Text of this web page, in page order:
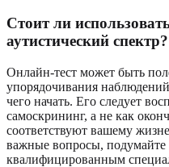
Стоит ли
аутистический спектр?
Онлайн-тест может быть
упорядочивания
чего начать. Его следует
самоскрининг, а не как
соответствуют вашему
важные вопросы, подумайте
квалифицированным